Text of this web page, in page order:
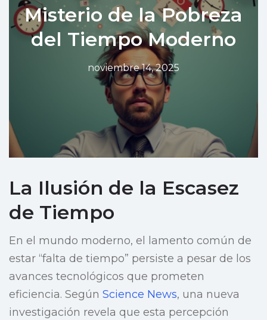
Misterio de la Pobreza
del Tiempo Moderno
noviembre 14, 2025
La Ilusión de la Escasez
de Tiempo
En el mundo moderno, el lamento común de
estar “falta de tiempo” persiste a pesar de los
avances tecnológicos que prometen
eficiencia. Según Science News, una nueva
investigación revela que esta percepción